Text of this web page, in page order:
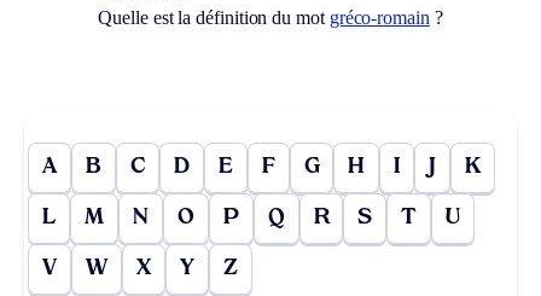
Quelle est la définition du mot gréco-romain ?
A B C D E F G H I J K
L M N O P Q R S T U
V W X Y Z